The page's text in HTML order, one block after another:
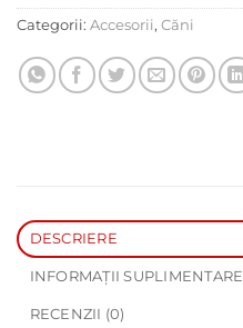
Categorii: Accesorii , Căni
DESCRIERE
INFORMAȚII SUPLIMENTARE
RECENZII (0)